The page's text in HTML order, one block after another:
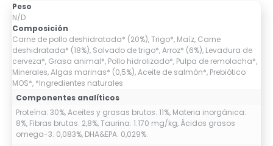
Peso
N/D
Composición
Carne de pollo deshidratada* (20%), Trigo*, Maíz, Carne
deshidratada* (18%), Salvado de trigo*, Arroz* (6%), Levadura de
cerveza*, Grasa animal*, Pollo hidrolizado*, Pulpa de remolacha*,
Minerales, Algas marinas* (0,5%), Aceite de salmón*, Prebiótico
MOS*, *Ingredientes naturales
Componentes analíticos
Proteína: 30%, Aceites y grasas brutos: 11%, Materia inorgánica:
8%, Fibras brutas: 2,8%, Taurina: 1.170 mg/kg, Ácidos grasos
omega-3: 0,083%, DHA&EPA: 0,029%.